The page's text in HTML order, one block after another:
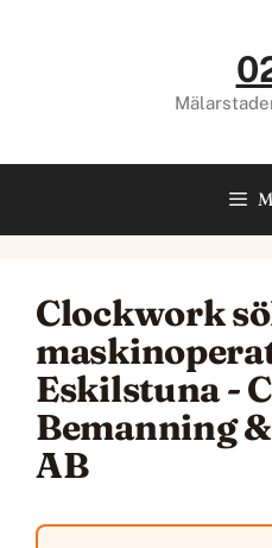
Clockwork
Eskilstuna -
Bemanning
AB